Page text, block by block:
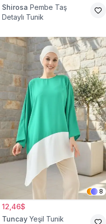
Shirosa Pembe Taş
Detaylı Tunik
8
12,46$
Tuncay Yeşil Tunik